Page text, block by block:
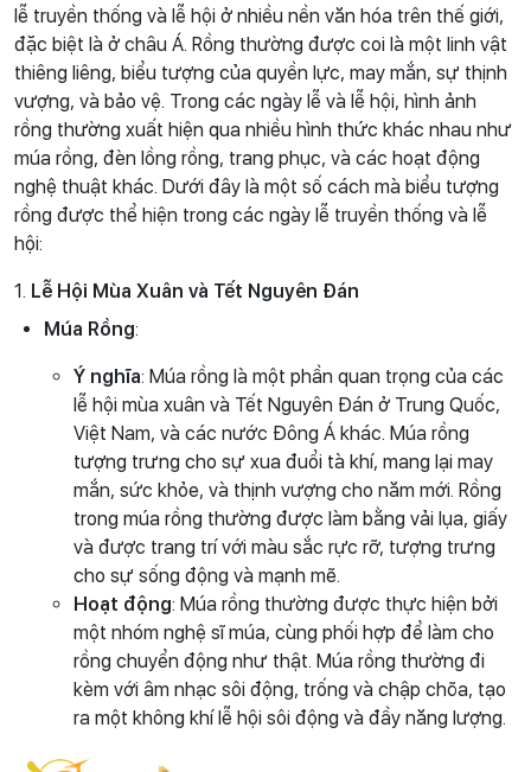
lễ truyền thống và lễ hội ở nhiều nền văn hóa trên thế giới,
đặc biệt là ở châu Á. Rồng thường được coi là một linh vật
thiêng liêng, biểu tượng của quyền lực, may mắn, sự thịnh
vượng, và bảo vệ. Trong các ngày lễ và lễ hội, hình ảnh
rồng thường xuất hiện qua nhiều hình thức khác nhau như
múa rồng, đèn lồng rồng, trang phục, và các hoạt động
nghệ thuật khác. Dưới đây là một số cách mà biểu tượng
rồng được thể hiện trong các ngày lễ truyền thống và lễ
hội:
1. Lễ Hội Mùa Xuân và Tết Nguyên Đán
Múa Rồng:
Ý nghĩa: Múa rồng là một phần quan trọng của các
lễ hội mùa xuân và Tết Nguyên Đán ở Trung Quốc,
Việt Nam, và các nước Đông Á khác. Múa rồng
tượng trưng cho sự xua đuổi tà khí, mang lại may
mắn, sức khỏe, và thịnh vượng cho năm mới. Rồng
trong múa rồng thường được làm bằng vải lụa, giấy
và được trang trí với màu sắc rực rỡ, tượng trưng
cho sự sống động và mạnh mẽ.
Hoạt động: Múa rồng thường được thực hiện bởi
một nhóm nghệ sĩ múa, cùng phối hợp để làm cho
rồng chuyển động như thật. Múa rồng thường đi
kèm với âm nhạc sôi động, trống và chập chõa, tạo
ra một không khí lễ hội sôi động và đầy năng lượng.